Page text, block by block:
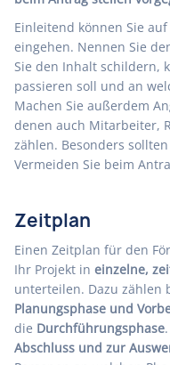
Einleitend können Sie
eingehen. Nennen Sie
Sie den Inhalt schildern,
passieren soll und an
Machen Sie außerdem
denen auch Mitarbeiter,
zählen. Besonders
Vermeiden Sie beim
Zeitplan
Einen Zeitplan für den
Ihr Projekt in einzelne,
unterteilen. Dazu zählen
Planungsphase und
die Durchführungsphase
Abschluss und zur